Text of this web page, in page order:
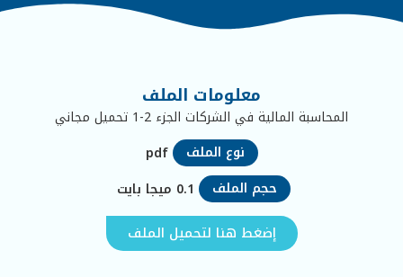
معلومات الملف
المحاسبة المالية في الشركات الجزء 2-1 تحميل مجاني
نوع الملف
pdf
حجم الملف
0.1 ميجا بايت
إضغط هنا لتحميل الملف